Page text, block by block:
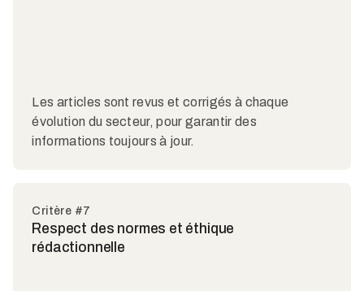
Les articles sont revus et corrigés à chaque
évolution du secteur, pour garantir des
informations toujours à jour.
Critère #7
Respect des normes et éthique
rédactionnelle